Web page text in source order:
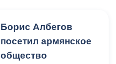
представители
прокуратуры,
федеральной налоговой
службы, МВД,
Борис Албегов
посетил армянское
общество